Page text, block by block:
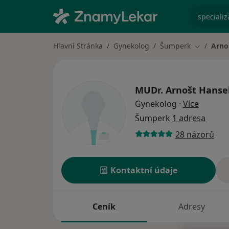
Hlavní Stránka Gynekolog Šumperk Změna
MUDr. Arnošt
Gynekolog · Více
Šumperk 1 adresa
28 názorů
Kontaktní údaje
Ceník Adresy